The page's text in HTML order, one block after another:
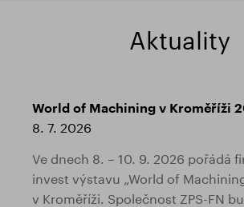
Aktuality
World of Machining v Kroměříži
8. 7. 2026
Ve dnech 8. – 10. 9. 2026 pořádá
invest výstavu „World of
v Kroměříži. Společnost ZPS-FN